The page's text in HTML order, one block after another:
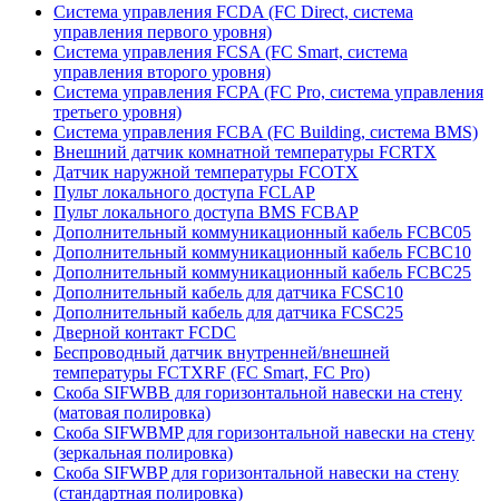
Система управления FCDA (FC Direct, система
управления первого уровня)
Система управления FCSA (FC Smart, система
управления второго уровня)
Система управления FCPA (FC Pro, система управления
третьего уровня)
Система управления FCBA (FC Building, система BMS)
Внешний датчик комнатной температуры FCRTX
Датчик наружной температуры FCOTX
Пульт локального доступа FCLAP
Пульт локального доступа BMS FCBAP
Дополнительный коммуникационный кабель FCBC05
Дополнительный коммуникационный кабель FCBC10
Дополнительный коммуникационный кабель FCBC25
Дополнительный кабель для датчика FCSC10
Дополнительный кабель для датчика FCSC25
Дверной контакт FCDC
Беспроводный датчик внутренней/внешней
температуры FCTXRF (FC Smart, FC Pro)
Скоба SIFWBB для горизонтальной навески на стену
(матовая полировка)
Скоба SIFWBMP для горизонтальной навески на стену
(зеркальная полировка)
Скоба SIFWBP для горизонтальной навески на стену
(стандартная полировка)